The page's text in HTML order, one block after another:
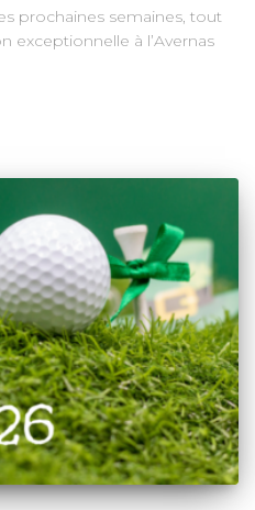
prochaines semaines, tout
exceptionnelle à l’Avernas